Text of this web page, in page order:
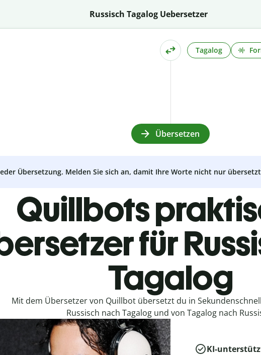
Russisch Tagalog Uebersetzer
Tagalog
Übersetzen
Übersetzung. Melden Sie sich an, damit Ihre Worte nicht nur
Quillbots
für
Tagalog
Mit dem Übersetzer von Quillbot übersetzt du in
Russisch nach Tagalog und von Tagalog nach
KI-